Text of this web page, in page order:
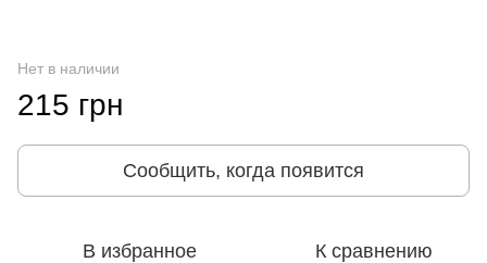
Нет в наличии
215 грн
Сообщить, когда появится
В избранное К сравнению